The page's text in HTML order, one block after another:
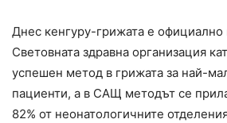
Днес кенгуру-грижата е официално
Световната здравна организация
успешен метод в грижата за най-
пациенти, а в САЩ методът се
82% от неонатологичните